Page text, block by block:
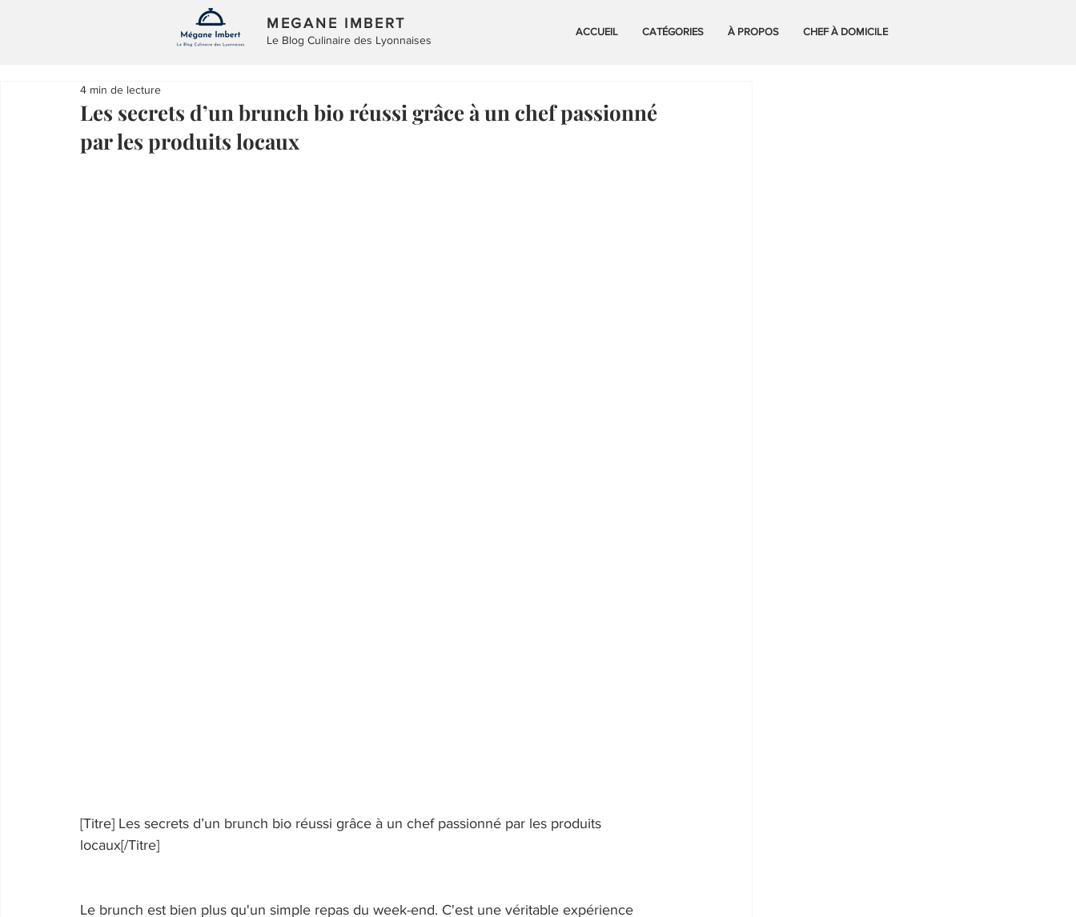
MEGANE IMBERT
Le Blog Culinaire des Lyonnaises
ACCUEIL CATÉGORIES À PROPOS CHEF À DOMICILE
Les secrets d’un brunch bio réussi grâce à un chef passionné
par les produits locaux
4 min de lecture
[Titre] Les secrets d’un brunch bio réussi grâce à un chef passionné par les produits
locaux[/Titre]
Le brunch est bien plus qu'un simple repas du week-end. C'est une véritable expérience